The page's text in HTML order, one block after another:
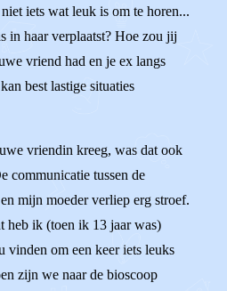
iets wat leuk is om te horen...
in haar verplaatst? Hoe zou jij
vriend had en je ex langs
best lastige situaties
vriendin kreeg, was dat ook
communicatie tussen de
mijn moeder verliep erg stroef.
heb ik (toen ik 13 jaar was)
vinden om een keer iets leuks
zijn we naar de bioscoop